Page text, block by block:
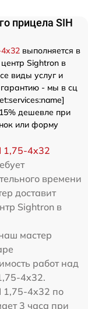
прицела SIH
выполняется в
Sightron в
виды услуг и
- мы в сц
дешевле при
или форму
1,75-4x32
времени
доставит
Sightron в
мастер
работ над
4x32.
1,75-4x32 по
3 часа при